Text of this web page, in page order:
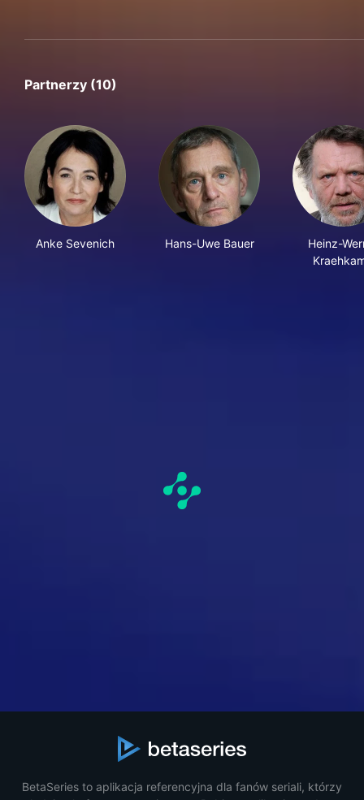
Partnerzy (10)
Anke Sevenich Hans-Uwe Bauer
Heinz-
BetaSeries to aplikacja referencyjna dla fanów seriali, którzy